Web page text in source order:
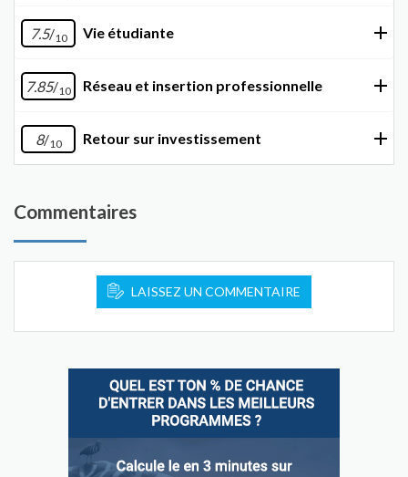
7.5/10 Vie étudiante
7.85/10 Réseau et insertion professionnelle
8/10 Retour sur investissement
Commentaires
LAISSEZ UN COMMENTAIRE